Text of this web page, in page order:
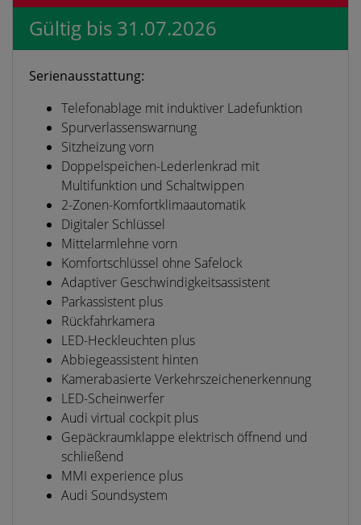
Gültig bis 31.07.2026
Serienausstattung:
Telefonablage mit induktiver Ladefunktion
Spurverlassenswarnung
Sitzheizung vorn
Doppelspeichen-Lederlenkrad mit
Multifunktion und Schaltwippen
2-Zonen-Komfortklimaautomatik
Digitaler Schlüssel
Mittelarmlehne vorn
Komfortschlüssel ohne Safelock
Adaptiver Geschwindigkeitsassistent
Parkassistent plus
Rückfahrkamera
LED-Heckleuchten plus
Abbiegeassistent hinten
Kamerabasierte Verkehrszeichenerkennung
LED-Scheinwerfer
Audi virtual cockpit plus
Gepäckraumklappe elektrisch öffnend und
schließend
MMI experience plus
Audi Soundsystem